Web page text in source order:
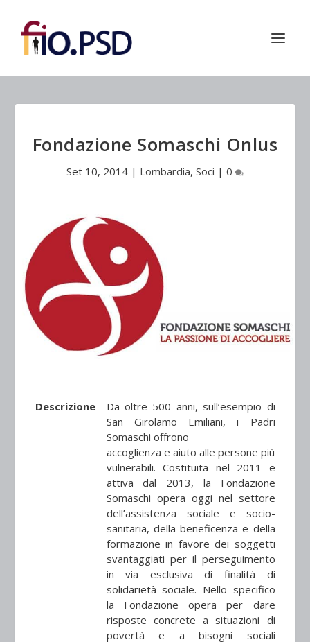
Fondazione Somaschi Onlus
Set 10, 2014 | Lombardia, Soci | 0
Descrizione
Da oltre 500 anni, sull’esempio di
San Girolamo Emiliani, i Padri
Somaschi offrono
accoglienza e aiuto alle persone più
vulnerabili. Costituita nel 2011 e
attiva dal 2013, la Fondazione
Somaschi opera oggi nel settore
dell’assistenza sociale e socio-
sanitaria, della beneficenza e della
formazione in favore dei soggetti
svantaggiati per il perseguimento
in via esclusiva di finalità di
solidarietà sociale. Nello specifico
la Fondazione opera per dare
risposte concrete a situazioni di
povertà e a bisogni sociali